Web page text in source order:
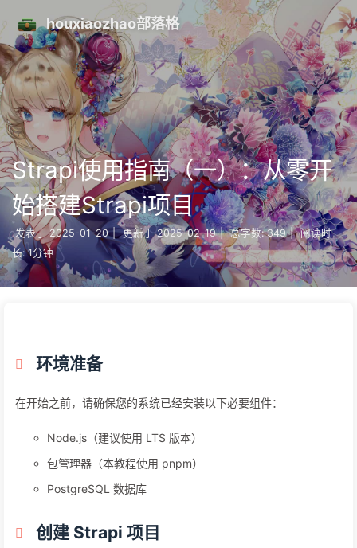
houxiaozhao部落格
Strapi使用指南（一）：从零开
始搭建Strapi项目
发表于 2025-01-20 | 更新于 2025-02-19 | 总字数: 349 | 阅读时
长: 1分钟
环境准备
在开始之前，请确保您的系统已经安装以下必要组件：
Node.js（建议使用 LTS 版本）
包管理器（本教程使用 pnpm）
PostgreSQL 数据库
创建 Strapi 项目